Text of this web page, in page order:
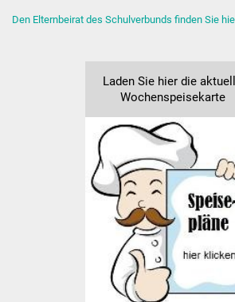
First
Ferienplan
Grundschule
Den Elternbeirat des Schulverbunds finden Sie
Laden Sie hier die
Wochenspeisekarte